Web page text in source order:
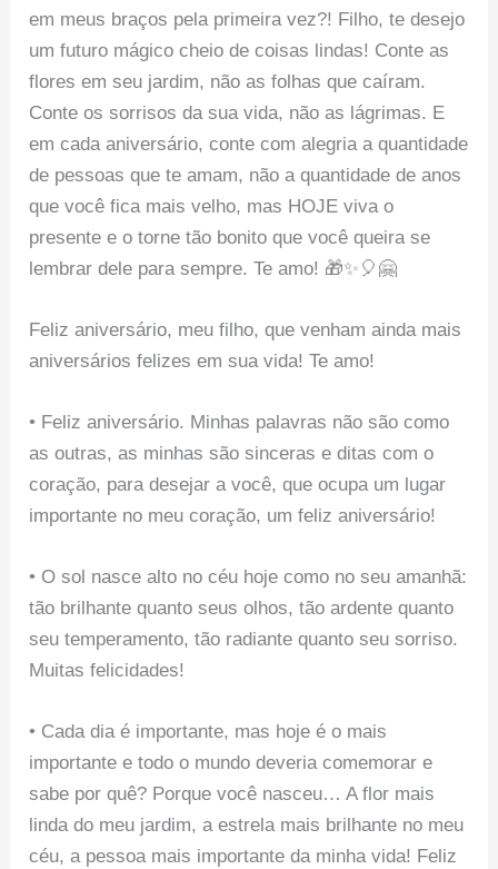
em meus braços pela primeira vez?! Filho, te desejo
um futuro mágico cheio de coisas lindas! Conte as
flores em seu jardim, não as folhas que caíram.
Conte os sorrisos da sua vida, não as lágrimas. E
em cada aniversário, conte com alegria a quantidade
de pessoas que te amam, não a quantidade de anos
que você fica mais velho, mas HOJE viva o
presente e o torne tão bonito que você queira se
lembrar dele para sempre. Te amo! 🎁✨🎈🤗
Feliz aniversário, meu filho, que venham ainda mais
aniversários felizes em sua vida! Te amo!
• Feliz aniversário. Minhas palavras não são como
as outras, as minhas são sinceras e ditas com o
coração, para desejar a você, que ocupa um lugar
importante no meu coração, um feliz aniversário!
• O sol nasce alto no céu hoje como no seu amanhã:
tão brilhante quanto seus olhos, tão ardente quanto
seu temperamento, tão radiante quanto seu sorriso.
Muitas felicidades!
• Cada dia é importante, mas hoje é o mais
importante e todo o mundo deveria comemorar e
sabe por quê? Porque você nasceu… A flor mais
linda do meu jardim, a estrela mais brilhante no meu
céu, a pessoa mais importante da minha vida! Feliz